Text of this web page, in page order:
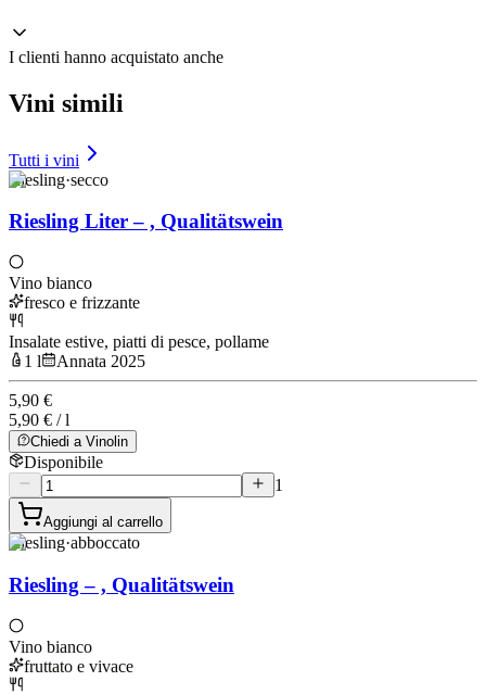
I clienti hanno acquistato anche
Vini simili
Tutti i vini
Riesling·secco
Riesling Liter – , Qualitätswein
Vino bianco
fresco e frizzante
Insalate estive, piatti di pesce, pollame
1 l
Annata 2025
5,90 €
5,90 € / l
Chiedi a Vinolin
Disponibile
1
Aggiungi al carrello
Riesling·abboccato
Riesling – , Qualitätswein
Vino bianco
fruttato e vivace